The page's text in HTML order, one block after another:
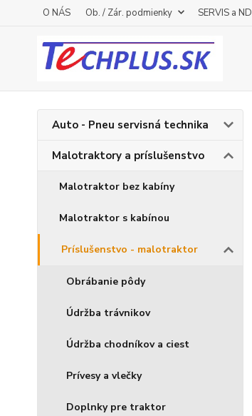
O NÁS Ob. / Zár. podmienky SERVIS a ND
Auto - Pneu servisná technika
Malotraktory a príslušenstvo
Malotraktor bez kabíny
Malotraktor s kabínou
Príslušenstvo - malotraktor
Obrábanie pôdy
Údržba trávnikov
Údržba chodníkov a ciest
Prívesy a vlečky
Doplnky pre traktor